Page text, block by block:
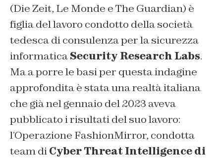
(Die Zeit, Le Monde e The Guardian) è
figlia del lavoro condotto della società
tedesca di consulenza per la sicurezza
informaticaSecurity Research Labs.
Ma a porre le basi per questa indagine
approfondita è stata una realtà italiana
che già nel gennaio del 2023 aveva
pubblicato i risultati del suo lavoro:
l’Operazione FashionMirror, condotta
team diCyber Threat Intelligence di